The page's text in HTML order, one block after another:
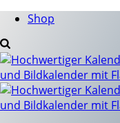
Shop